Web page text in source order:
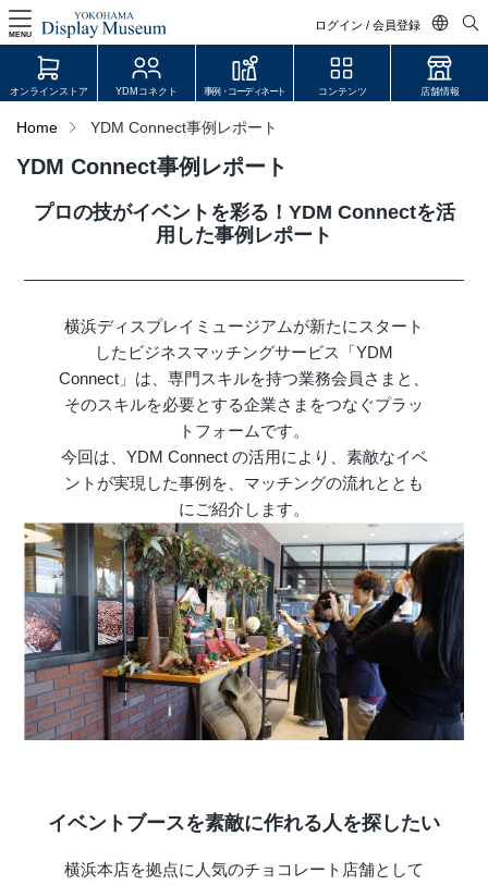
ログイン / 会員登録
日本語
MENU
オンラインストア
YDM Connect
会員登録・取引申請
JDCA(ディスプレイスクール)
会社情報
採用情報
お問い合わせ
プライバシーポリシー
OFFICIAL SNS
オンラインストア YDMコネクト 事例・コーディネート コンテンツ 店舗情報
Home YDM Connect事例レポート
YDM Connect事例レポート
プロの技がイベントを彩る！YDM Connectを活
用した事例レポート
横浜ディスプレイミュージアムが新たにスタート
したビジネスマッチングサービス「YDM
Connect」は、専門スキルを持つ業務会員さまと、
そのスキルを必要とする企業さまをつなぐプラッ
トフォームです。
今回は、YDM Connect の活用により、素敵なイベ
ントが実現した事例を、マッチングの流れととも
にご紹介します。
イベントブースを素敵に作れる人を探したい
横浜本店を拠点に人気のチョコレート店舗として